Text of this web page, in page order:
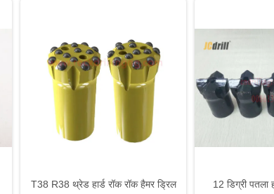
T38 R38 थ्रेड हार्ड रॉक रॉक हैमर ड्रिल
12 डिग्री पतला